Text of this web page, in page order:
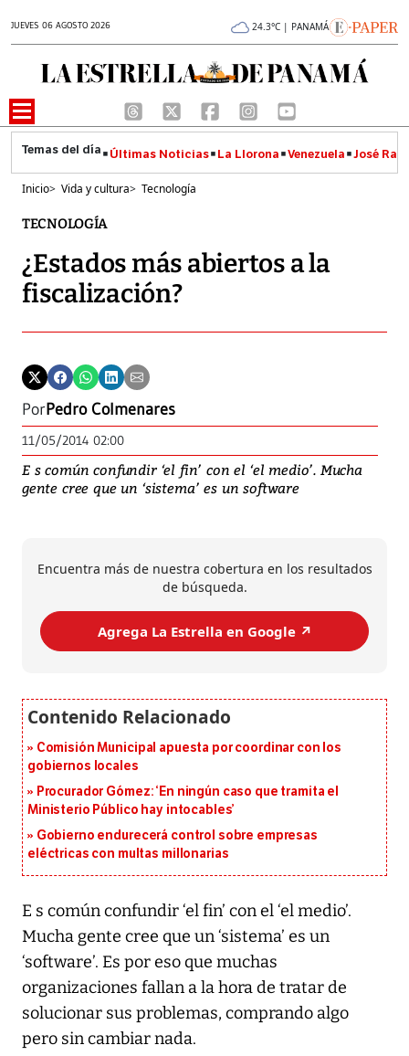
JUEVES 06 AGOSTO 2026 24.3°C | PANAMÁ
Últimas Noticias La Llorona Venezuela José
Inicio> Vida y cultura> Tecnología
TECNOLOGÍA
¿Estados más abiertos a la
fiscalización?
PorPedro Colmenares
11/05/2014 02:00
E s común confundir ‘el fin’ con el ‘el medio’. Mucha
gente cree que un ‘sistema’ es un software
Encuentra más de nuestra cobertura en los resultados
de búsqueda.
Agrega La Estrella en Google ↗️
Comisión Municipal apuesta por coordinar con los
gobiernos locales
Procurador Gómez: ‘En ningún caso que tramita el
Ministerio Público hay intocables’
Gobierno endurecerá control sobre empresas
eléctricas con multas millonarias
E s común confundir ‘el fin’ con el ‘el medio’.
Mucha gente cree que un ‘sistema’ es un
‘software’. Es por eso que muchas
organizaciones fallan a la hora de tratar de
solucionar sus problemas, comprando algo
pero sin cambiar nada.